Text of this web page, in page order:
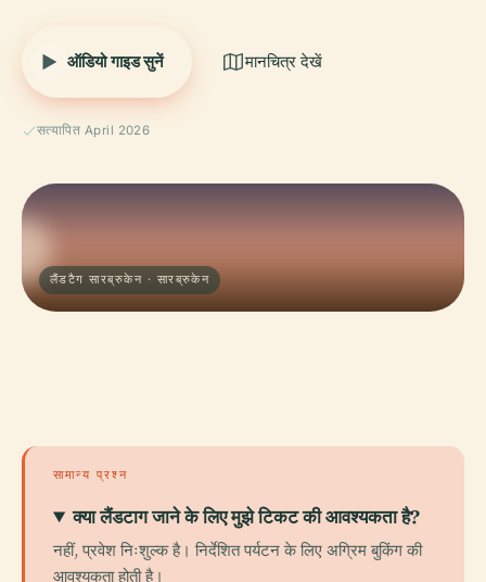
ऑडियो गाइड सुनें मानचित्र देखें
सत्यापित April 2026
लैंडटैग सारब्रुकेन · सारब्रुकेन
सामान्य प्रश्न
क्या लैंडटाग जाने के लिए मुझे टिकट की आवश्यकता है?
नहीं, प्रवेश निःशुल्क है। निर्देशित पर्यटन के लिए अग्रिम बुकिंग की
आवश्यकता होती है।